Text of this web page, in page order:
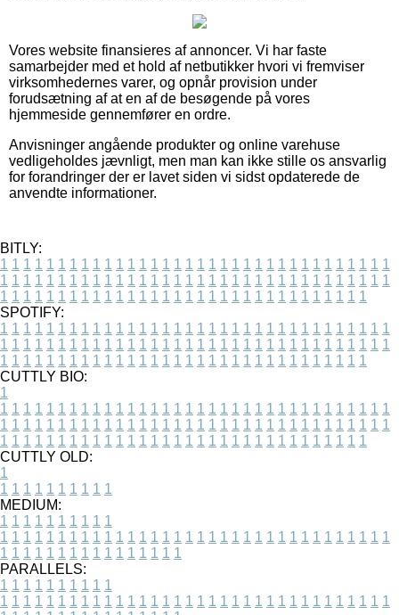
Vores website finansieres af annoncer. Vi har faste
samarbejder med et hold af netbutikker hvori vi fremviser
virksomhedernes varer, og opnår provision under
forudsætning af at en af de besøgende på vores
hjemmeside gennemfører en ordre.
Anvisninger angående produkter og online varehuse
vedligeholdes jævnligt, men man kan ikke stille os ansvarlig
for forandringer der er lavet siden vi sidst opdaterede de
anvendte informationer.
BITLY:
1 1 1 1 1 1 1 1 1 1 1 1 1 1 1 1 1 1 1 1 1 1 1 1 1 1 1 1 1 1 1 1 1 1
1 1 1 1 1 1 1 1 1 1 1 1 1 1 1 1 1 1 1 1 1 1 1 1 1 1 1 1 1 1 1 1 1 1
1 1 1 1 1 1 1 1 1 1 1 1 1 1 1 1 1 1 1 1 1 1 1 1 1 1 1 1 1 1 1 1
SPOTIFY:
1 1 1 1 1 1 1 1 1 1 1 1 1 1 1 1 1 1 1 1 1 1 1 1 1 1 1 1 1 1 1 1 1 1
1 1 1 1 1 1 1 1 1 1 1 1 1 1 1 1 1 1 1 1 1 1 1 1 1 1 1 1 1 1 1 1 1 1
1 1 1 1 1 1 1 1 1 1 1 1 1 1 1 1 1 1 1 1 1 1 1 1 1 1 1 1 1 1 1 1
CUTTLY BIO:
1
1 1 1 1 1 1 1 1 1 1 1 1 1 1 1 1 1 1 1 1 1 1 1 1 1 1 1 1 1 1 1 1 1 1
1 1 1 1 1 1 1 1 1 1 1 1 1 1 1 1 1 1 1 1 1 1 1 1 1 1 1 1 1 1 1 1 1 1
1 1 1 1 1 1 1 1 1 1 1 1 1 1 1 1 1 1 1 1 1 1 1 1 1 1 1 1 1 1 1 1
CUTTLY OLD:
1
1 1 1 1 1 1 1 1 1 1
MEDIUM:
1 1 1 1 1 1 1 1 1 1
1 1 1 1 1 1 1 1 1 1 1 1 1 1 1 1 1 1 1 1 1 1 1 1 1 1 1 1 1 1 1 1 1 1
1 1 1 1 1 1 1 1 1 1 1 1 1 1 1 1
PARALLELS:
1 1 1 1 1 1 1 1 1 1
1 1 1 1 1 1 1 1 1 1 1 1 1 1 1 1 1 1 1 1 1 1 1 1 1 1 1 1 1 1 1 1 1 1